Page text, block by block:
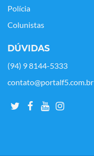
Polícia
Colunistas
DÚVIDAS
(94) 9 8144-5333
contato@portalf5.com.br